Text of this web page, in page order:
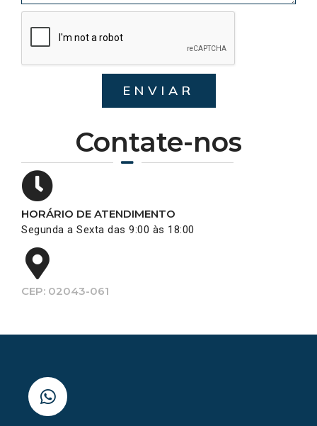
Contate-nos
HORÁRIO DE ATENDIMENTO
Segunda a Sexta das 9:00 às 18:00
CEP: 02043-061
ENVIAR